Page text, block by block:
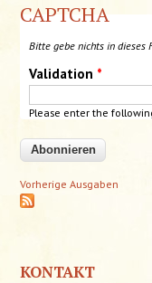
CAPTCHA
Bitte gebe nichts in dieses
Validation *
Please enter the
Vorherige Ausgaben
KONTAKT